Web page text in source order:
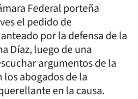
Federal porteña
el pedido de
por la defensa de la
Díaz, luego de una
argumentos de la
abogados de la
en la causa.